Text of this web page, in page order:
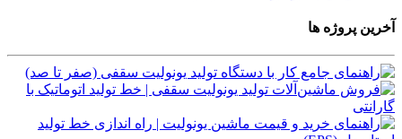
آخرین پروژه ها